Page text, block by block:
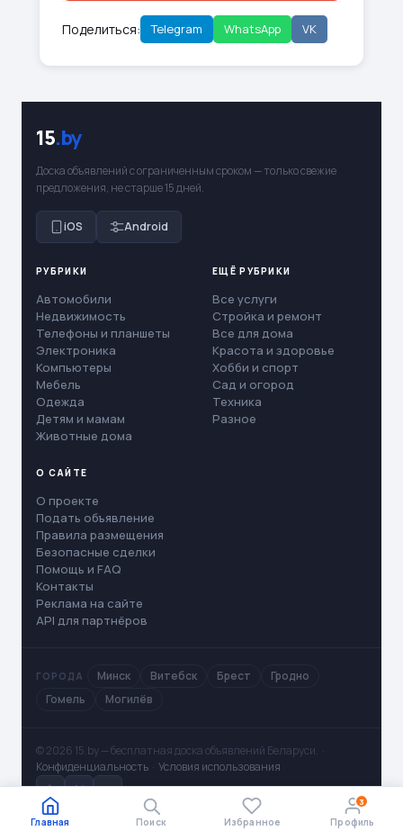
Поделиться: Telegram WhatsApp VK
Главная Поиск Избранное
3
Профиль
15.by
Доска объявлений с ограниченным сроком — только свежие
предложения, не старше 15 дней.
iOS Android
РУБРИКИ
Автомобили
Недвижимость
Телефоны и планшеты
Электроника
Компьютеры
Мебель
Одежда
Детям и мамам
Животные дома
ЕЩЁ РУБРИКИ
Все услуги
Стройка и ремонт
Все для дома
Красота и здоровье
Хобби и спорт
Сад и огород
Техника
Разное
О САЙТЕ
О проекте
Подать объявление
Правила размещения
Безопасные сделки
Помощь и FAQ
Контакты
Реклама на сайте
API для партнёров
ГОРОДА Минск Витебск Брест
Гродно
Гомель
Могилёв
© 2026 15.by — бесплатная доска объявлений Беларуси. ·
Конфиденциальность · Условия использования
✈ V ◻